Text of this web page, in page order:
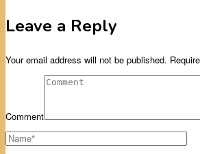
Leave a Reply
Your email address will not be published.
Comment